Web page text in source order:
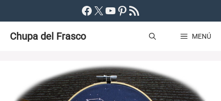
al
contenido
Facebook
X YouTube
Pinterest
Feed RSS
Chupa del Frasco MENÚ